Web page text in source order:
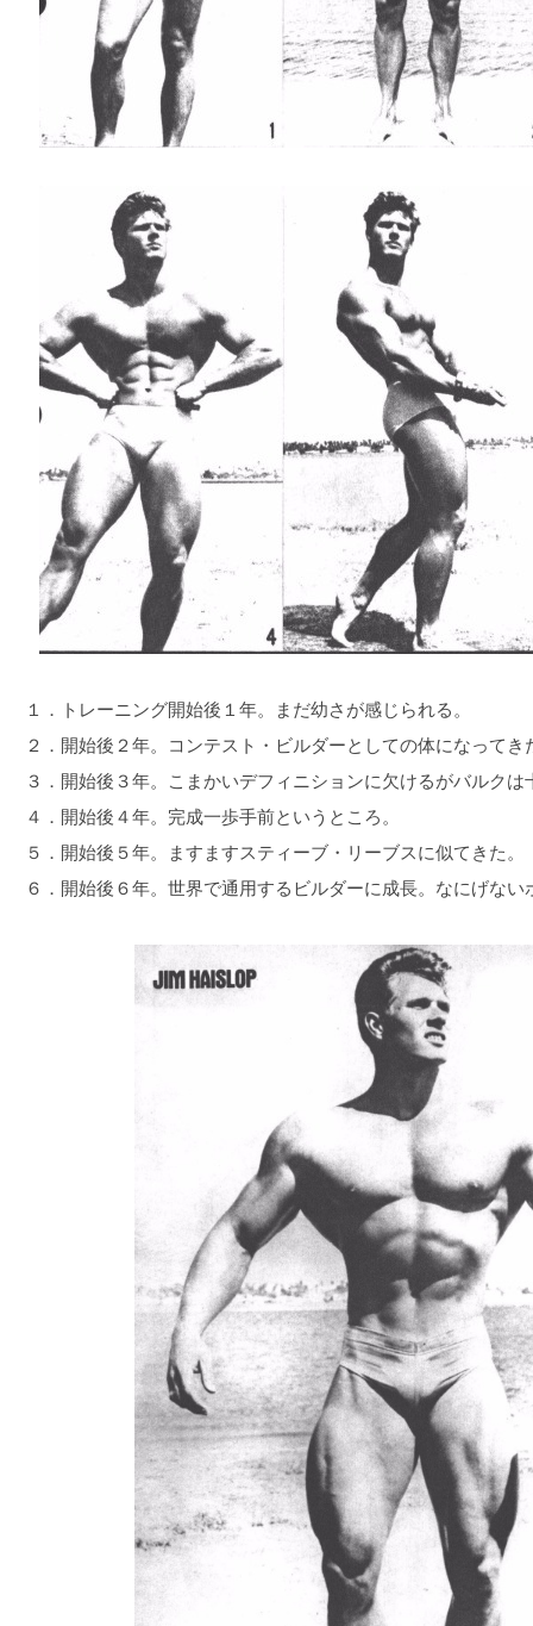
１．トレーニング開始後１年。まだ幼さが感じられる。
２．開始後２年。コンテスト・ビルダーとしての体になってき
３．開始後３年。こまかいデフィニションに欠けるがバルクは
４．開始後４年。完成一歩手前というところ。
５．開始後５年。ますますスティーブ・リーブスに似てきた。
６．開始後６年。世界で通用するビルダーに成長。なにげな